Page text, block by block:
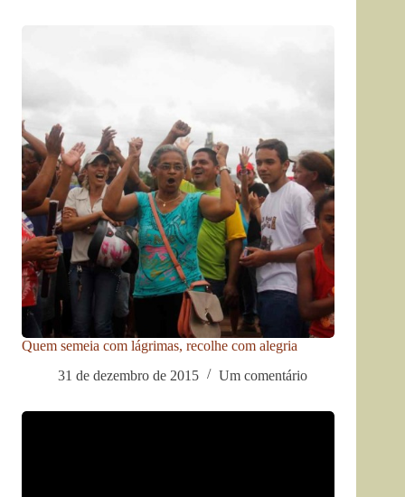
Quem semeia com lágrimas, recolhe com alegria
31 de dezembro de 2015
Um comentário